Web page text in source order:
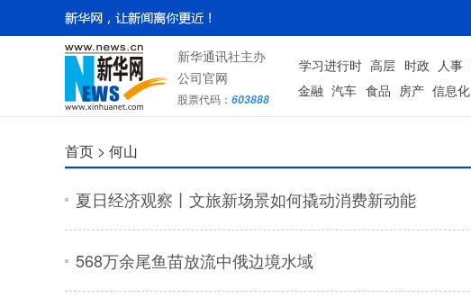
新华通讯社主办
公司官网
股票代码： 603888
学习进行时 高层 时政 人事
金融 汽车 食品 房产 信息化
首页 > 何山
夏日经济观察丨文旅新场景如何撬动消费新动能
568万余尾鱼苗放流中俄边境水域